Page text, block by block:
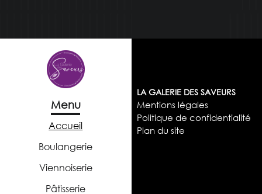
Menu
Accueil
Boulangerie
Viennoiserie
Pâtisserie
LA GALERIE DES SAVEURS
Mentions légales
Politique de confidentialité
Plan du site